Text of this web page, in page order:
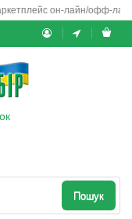
он-лайн/офф-лайн
Пошук